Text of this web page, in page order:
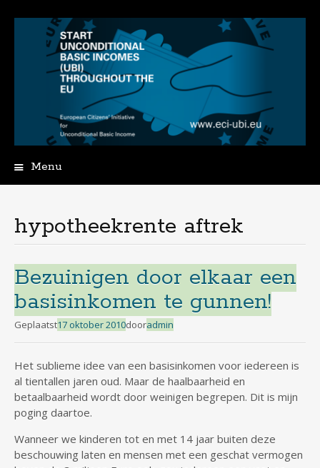
Menu
inhoud
hypotheekrente aftrek
Bezuinigen door elkaar een
basisinkomen te gunnen!
Geplaatst17 oktober 2010dooradmin
Het sublieme idee van een basisinkomen voor iedereen is
al tientallen jaren oud. Maar de haalbaarheid en
betaalbaarheid wordt door weinigen begrepen. Dit is mijn
poging daartoe.
Wanneer we kinderen tot en met 14 jaar buiten deze
beschouwing laten en mensen met een geschat vermogen